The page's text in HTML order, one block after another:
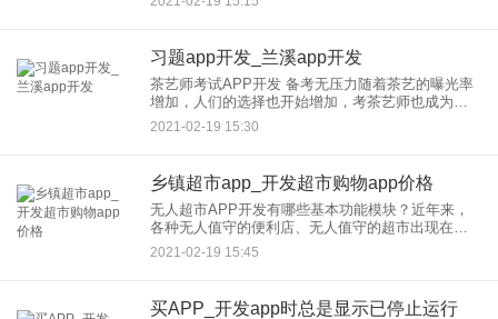
化定制移动应用已成为主流趋势。我相
习题app开发_兰溪app开发
茶艺师考试APP开发 备考无压力随着茶艺的曝光率
增加，人们的选择也开始增加，考茶艺师也成为从
业人士的选择。成为茶艺师没有障碍。2. 丰富的习
题：历年真题练习、每日一练、快速练习、考点练
2021-02-19 15:30
乡镇超市app_开发超市购物app价格
无人超市APP开发有哪些基本功能模块？近年来，
各种无人值守的便利店、无人值守的超市出现在人
们的生活中，人们可以通过APP到商店购物，自己
购物，自助结账。无人便利店的出现，不仅节省了
2021-02-19 15:45
买APP_开发app时总是显示已停止运行